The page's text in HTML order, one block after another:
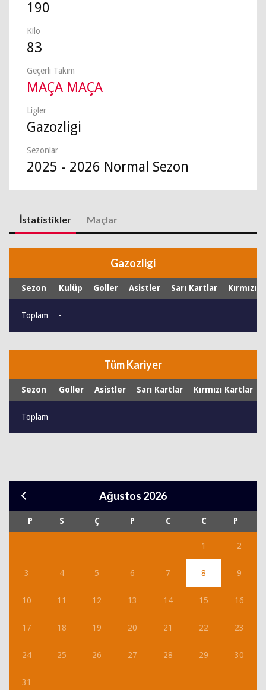
190
Kilo
83
Geçerli Takım
MAÇA MAÇA
Ligler
Gazozligi
Sezonlar
2025 - 2026 Normal Sezon
İstatistikler Maçlar
Gazozligi
Sezon Kulüp Goller Asistler Sarı Kartlar Kırmızı
Toplam -
Tüm Kariyer
Sezon Goller Asistler Sarı Kartlar Kırmızı Kartlar
Toplam
Ağustos 2026
P S Ç P C C P
1 2
3 4 5 6 7 8 9
10 11 12 13 14 15 16
17 18 19 20 21 22 23
24 25 26 27 28 29 30
31